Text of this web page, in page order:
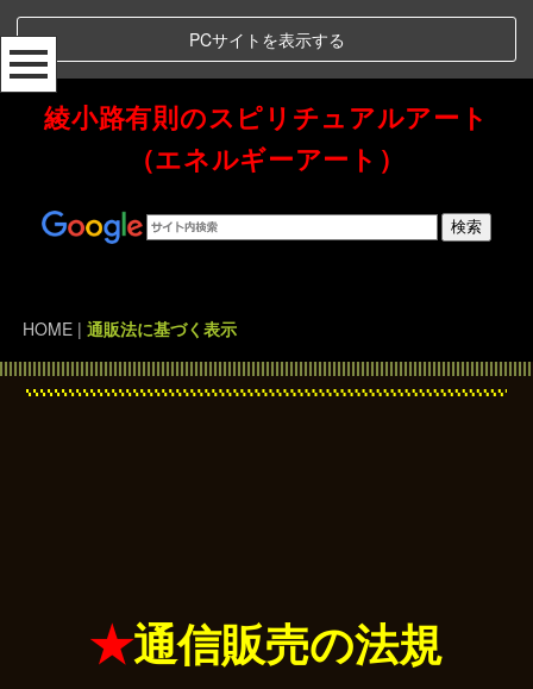
PCサイトを表示する
綾小路有則のスピリチュアルアート
（エネルギーアート）
HOME |通販法に基づく表示
★通信販売の法規